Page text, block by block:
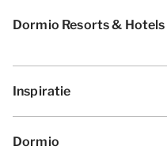
Dormio Resorts & Hotels
Inspiratie
Dormio